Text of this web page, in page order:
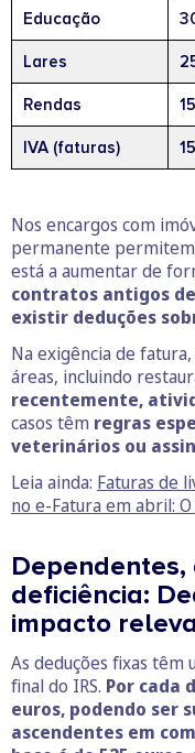
Educação
Lares
Rendas
IVA (faturas)
Nos encargos com
permanente
está a aumentar de
contratos antigos
existir deduções
Na exigência de
áreas, incluindo
recentemente,
casos têm regras
veterinários ou
Leia ainda: Faturas de
no e-Fatura em abril:
deficiência:
impacto
As deduções fixas
final do IRS. Por cada
euros, podendo ser
ascendentes em